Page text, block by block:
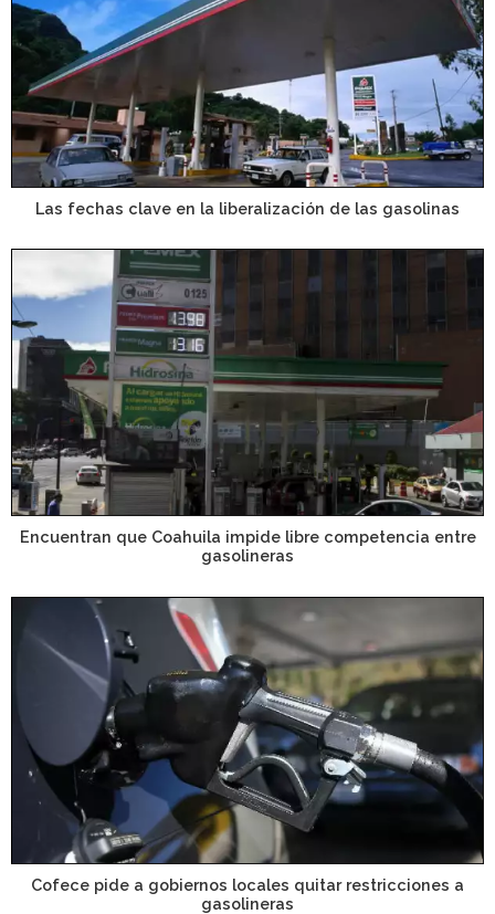
Las fechas clave en la liberalización de las gasolinas
Encuentran que Coahuila impide libre competencia entre
gasolineras
Cofece pide a gobiernos locales quitar restricciones a
gasolineras